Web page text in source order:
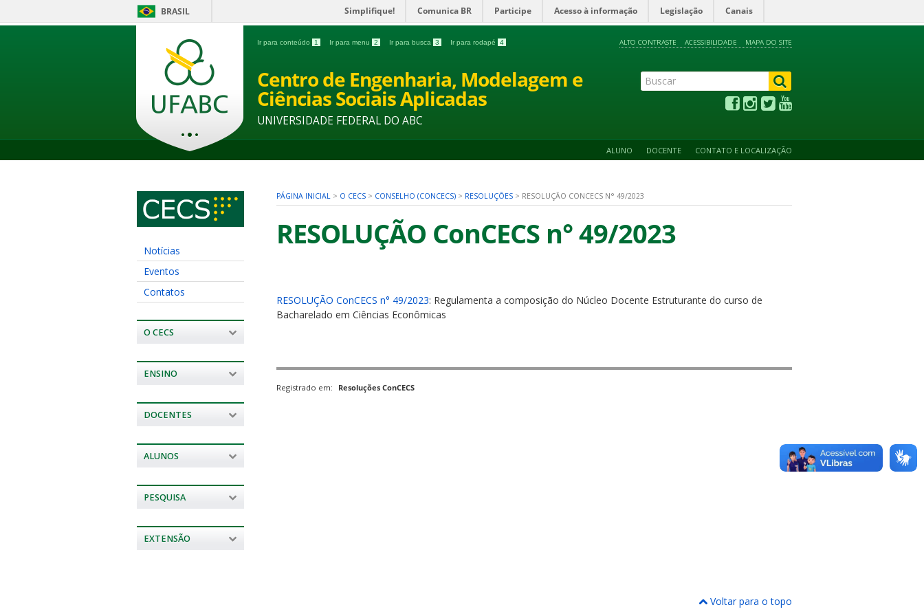
BRASIL Simplifique! Comunica BR Participe Acesso à informação Legislação Canais
Ir para conteúdo 1 Ir para menu 2 Ir para busca 3 Ir para rodapé 4 ALTO CONTRASTE ACESSIBILIDADE MAPA DO SITE
Centro de Engenharia, Modelagem e
Ciências Sociais Aplicadas
UNIVERSIDADE FEDERAL DO ABC
ALUNO DOCENTE CONTATO E LOCALIZAÇÃO
Notícias
Eventos
Contatos
O CECS
ENSINO
DOCENTES
ALUNOS
PESQUISA
EXTENSÃO
PÁGINA INICIAL > O CECS > CONSELHO (CONCECS) > RESOLUÇÕES > RESOLUÇÃO CONCECS N° 49/2023
RESOLUÇÃO ConCECS n° 49/2023
RESOLUÇÃO ConCECS n° 49/2023: Regulamenta a composição do Núcleo Docente Estruturante do curso de
Bacharelado em Ciências Econômicas
Registrado em: Resoluções ConCECS
Voltar para o topo